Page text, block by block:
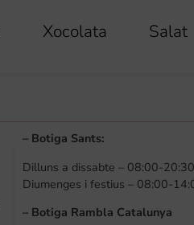
Xocolata Salat
– Botiga Sants:
Dilluns a dissabte – 08:00-
Diumenges i festius – 08:00-
– Botiga Rambla Catalunya